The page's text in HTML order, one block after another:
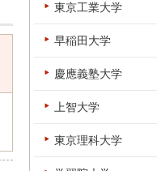
東京工業大学
早稲田大学
慶應義塾大学
上智大学
東京理科大学